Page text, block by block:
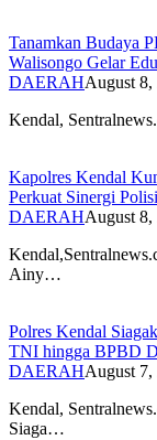
Tanamkan Budaya
Walisongo Gelar
DAERAHAugust 8,
​Kendal,
Kapolres Kendal
Perkuat Sinergi
DAERAHAugust 8,
Ainy…
Polres Kendal
TNI hingga BPBD
DAERAHAugust 7,
Kendal,
Siaga…